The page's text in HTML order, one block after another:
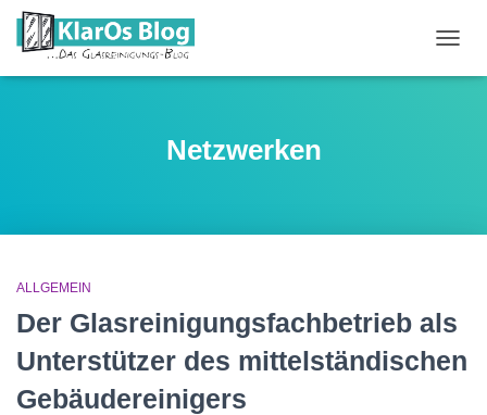
Netzwerken
ALLGEMEIN
Der Glasreinigungsfachbetrieb als
Unterstützer des mittelständischen
Gebäudereinigers